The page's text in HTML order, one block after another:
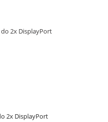
2x DisplayPort